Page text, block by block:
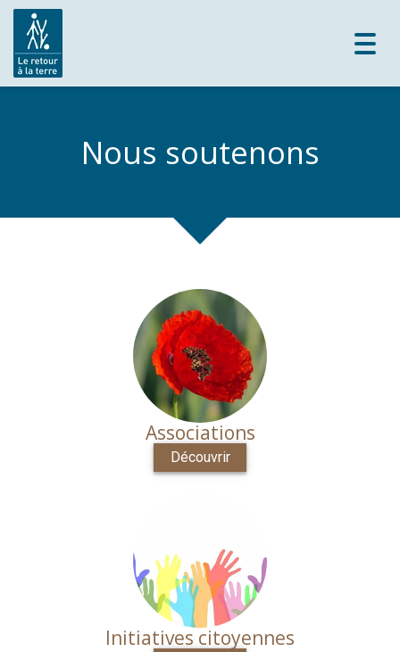
Nous soutenons
Associations
Découvrir
Initiatives citoyennes